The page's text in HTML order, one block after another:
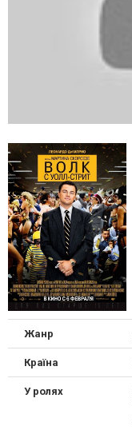
Жанр
Країна
У ролях